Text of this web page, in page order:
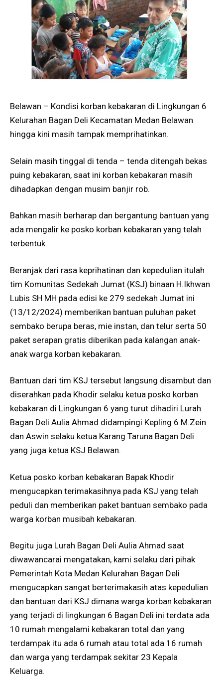
Belawan – Kondisi korban kebakaran di Lingkungan 6
Kelurahan Bagan Deli Kecamatan Medan Belawan
hingga kini masih tampak memprihatinkan.
Selain masih tinggal di tenda – tenda ditengah bekas
puing kebakaran, saat ini korban kebakaran masih
dihadapkan dengan musim banjir rob.
Bahkan masih berharap dan bergantung bantuan yang
ada mengalir ke posko korban kebakaran yang telah
terbentuk.
Beranjak dari rasa keprihatinan dan kepedulian itulah
tim Komunitas Sedekah Jumat (KSJ) binaan H.Ikhwan
Lubis SH MH pada edisi ke 279 sedekah Jumat ini
(13/12/2024) memberikan bantuan puluhan paket
sembako berupa beras, mie instan, dan telur serta 50
paket serapan gratis diberikan pada kalangan anak-
anak warga korban kebakaran.
Bantuan dari tim KSJ tersebut langsung disambut dan
diserahkan pada Khodir selaku ketua posko korban
kebakaran di Lingkungan 6 yang turut dihadiri Lurah
Bagan Deli Aulia Ahmad didampingi Kepling 6 M.Zein
dan Aswin selaku ketua Karang Taruna Bagan Deli
yang juga ketua KSJ Belawan.
Ketua posko korban kebakaran Bapak Khodir
mengucapkan terimakasihnya pada KSJ yang telah
peduli dan memberikan paket bantuan sembako pada
warga korban musibah kebakaran.
Begitu juga Lurah Bagan Deli Aulia Ahmad saat
diwawancarai mengatakan, kami selaku dari pihak
Pemerintah Kota Medan Kelurahan Bagan Deli
mengucapkan sangat berterimakasih atas kepedulian
dan bantuan dari KSJ dimana warga korban kebakaran
yang terjadi di lingkungan 6 Bagan Deli ini terdata ada
10 rumah mengalami kebakaran total dan yang
terdampak itu ada 6 rumah atau total ada 16 rumah
dan warga yang terdampak sekitar 23 Kepala
Keluarga.